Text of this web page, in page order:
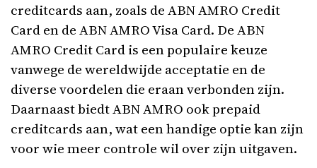
creditcards aan, zoals de ABN AMRO Credit
Card en de ABN AMRO Visa Card. De ABN
AMRO Credit Card is een populaire keuze
vanwege de wereldwijde acceptatie en de
diverse voordelen die eraan verbonden zijn.
Daarnaast biedt ABN AMRO ook prepaid
creditcards aan, wat een handige optie kan zijn
voor wie meer controle wil over zijn uitgaven.